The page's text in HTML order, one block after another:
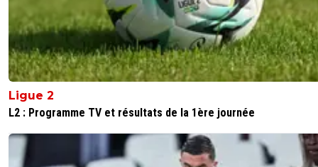
Ligue 2
L2 : Programme TV et résultats de la 1ère journée